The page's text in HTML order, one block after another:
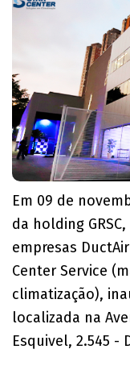
Em 09 de
da holding
empresas
Center Service
climatização),
localizada na
Esquivel, 2.545 -